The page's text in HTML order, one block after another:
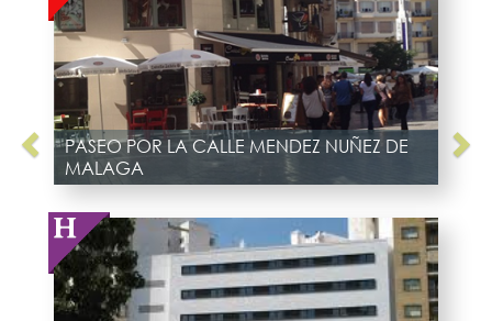
PASEO POR LA CALLE MENDEZ NUÑEZ DE
MALAGA